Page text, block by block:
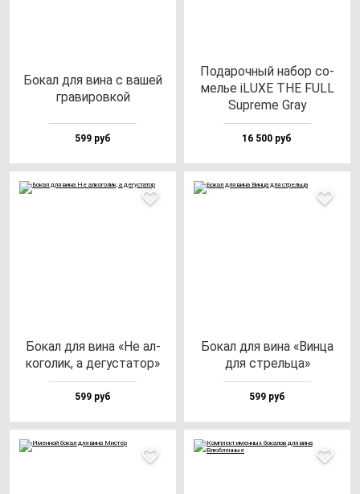
Бокал для ви­на с ва­шей
гра­ви­ров­кой
599 руб
Пода­роч­ный на­бор со­
мелье iLUXE THE FULL
Sup­re­me Gray
16 500 руб
Бокал для ви­на «Не ал­
ко­го­лик, а де­гус­та­тор»
599 руб
Бокал для ви­на «Вин­ца
для стрель­ца»
599 руб